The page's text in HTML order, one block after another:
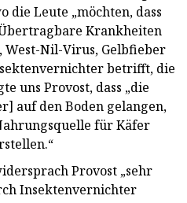
die Leute „möchten, dass
Krankheiten
Nil-Virus, Gelbfieber
betrifft, die
uns Provost, dass „die
auf den Boden gelangen,
für Käfer
Provost „sehr
Insektenvernichter